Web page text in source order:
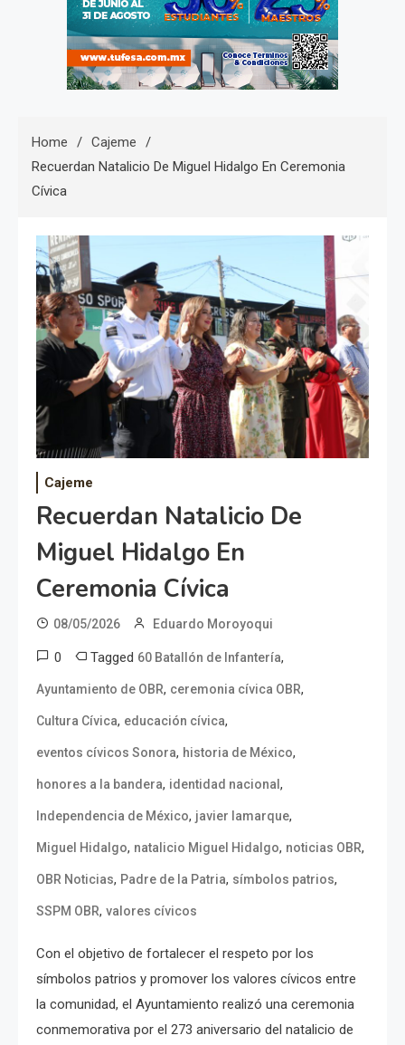
Home
Cajeme
Recuerdan Natalicio De Miguel Hidalgo En Ceremonia
Cívica
Cajeme
Recuerdan Natalicio De
Miguel Hidalgo En
Ceremonia Cívica
08/05/2026 Eduardo Moroyoqui
0 Tagged 60 Batallón de Infantería,
Ayuntamiento de OBR, ceremonia cívica OBR,
Cultura Cívica, educación cívica,
eventos cívicos Sonora, historia de México,
honores a la bandera, identidad nacional,
Independencia de México, javier lamarque,
Miguel Hidalgo, natalicio Miguel Hidalgo, noticias OBR,
OBR Noticias, Padre de la Patria, símbolos patrios,
SSPM OBR, valores cívicos
Con el objetivo de fortalecer el respeto por los
símbolos patrios y promover los valores cívicos entre
la comunidad, el Ayuntamiento realizó una ceremonia
conmemorativa por el 273 aniversario del natalicio de